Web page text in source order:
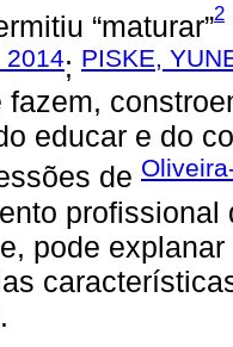
“maturar”2
2014; PISKE,
fazem,
educar e do
de
pode